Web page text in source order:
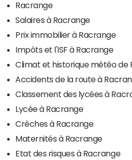
Racrange
Salaires à Racrange
Prix immobilier à Racrange
Impôts et l'ISF à Racrange
Climat et historique météo de
Accidents de la route à
Classement des lycées à
Lycée à Racrange
Crèches à Racrange
Maternités à Racrange
Etat des risques à Racrange